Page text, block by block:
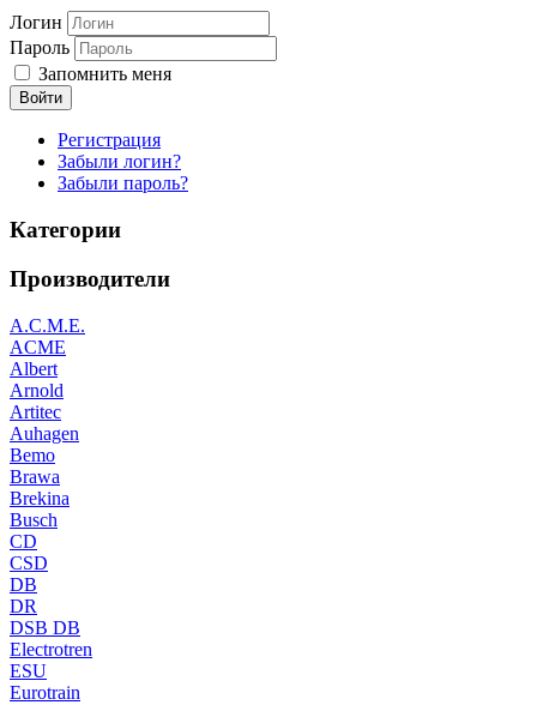
Логин
Пароль
Запомнить меня
Войти
Регистрация
Забыли логин?
Забыли пароль?
Категории
Производители
A.C.M.E.
ACME
Albert
Arnold
Artitec
Auhagen
Bemo
Brawa
Brekina
Busch
CD
CSD
DB
DR
DSB DB
Electrotren
ESU
Eurotrain